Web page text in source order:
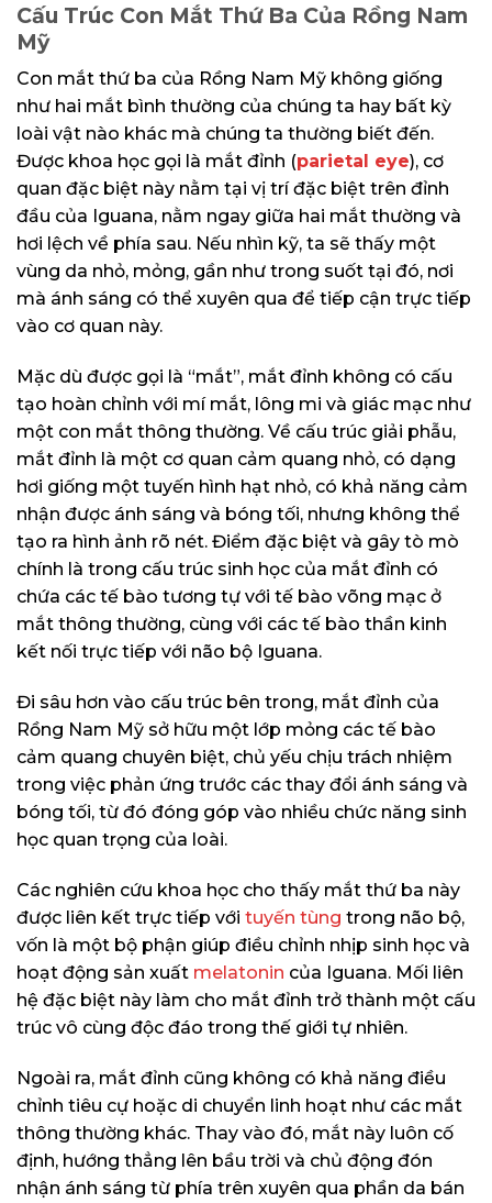
Cấu Trúc Con Mắt Thứ Ba Của Rồng Nam
Mỹ
Con mắt thứ ba của Rồng Nam Mỹ không giống
như hai mắt bình thường của chúng ta hay bất kỳ
loài vật nào khác mà chúng ta thường biết đến.
Được khoa học gọi là mắt đỉnh (parietal eye), cơ
quan đặc biệt này nằm tại vị trí đặc biệt trên đỉnh
đầu của Iguana, nằm ngay giữa hai mắt thường và
hơi lệch về phía sau. Nếu nhìn kỹ, ta sẽ thấy một
vùng da nhỏ, mỏng, gần như trong suốt tại đó, nơi
mà ánh sáng có thể xuyên qua để tiếp cận trực tiếp
vào cơ quan này.
Mặc dù được gọi là “mắt”, mắt đỉnh không có cấu
tạo hoàn chỉnh với mí mắt, lông mi và giác mạc như
một con mắt thông thường. Về cấu trúc giải phẫu,
mắt đỉnh là một cơ quan cảm quang nhỏ, có dạng
hơi giống một tuyến hình hạt nhỏ, có khả năng cảm
nhận được ánh sáng và bóng tối, nhưng không thể
tạo ra hình ảnh rõ nét. Điểm đặc biệt và gây tò mò
chính là trong cấu trúc sinh học của mắt đỉnh có
chứa các tế bào tương tự với tế bào võng mạc ở
mắt thông thường, cùng với các tế bào thần kinh
kết nối trực tiếp với não bộ Iguana.
Đi sâu hơn vào cấu trúc bên trong, mắt đỉnh của
Rồng Nam Mỹ sở hữu một lớp mỏng các tế bào
cảm quang chuyên biệt, chủ yếu chịu trách nhiệm
trong việc phản ứng trước các thay đổi ánh sáng và
bóng tối, từ đó đóng góp vào nhiều chức năng sinh
học quan trọng của loài.
Các nghiên cứu khoa học cho thấy mắt thứ ba này
được liên kết trực tiếp với tuyến tùng trong não bộ,
vốn là một bộ phận giúp điều chỉnh nhịp sinh học và
hoạt động sản xuất melatonin của Iguana. Mối liên
hệ đặc biệt này làm cho mắt đỉnh trở thành một cấu
trúc vô cùng độc đáo trong thế giới tự nhiên.
Ngoài ra, mắt đỉnh cũng không có khả năng điều
chỉnh tiêu cự hoặc di chuyển linh hoạt như các mắt
thông thường khác. Thay vào đó, mắt này luôn cố
định, hướng thẳng lên bầu trời và chủ động đón
nhận ánh sáng từ phía trên xuyên qua phần da bán